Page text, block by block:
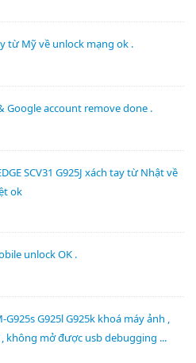
từ Mỹ về unlock mạng ok .
Google account remove done .
SCV31 G925J xách tay từ Nhật về
ok
unlock OK .
G925s G925l G925k khoá máy ảnh ,
không mở được usb debugging ...